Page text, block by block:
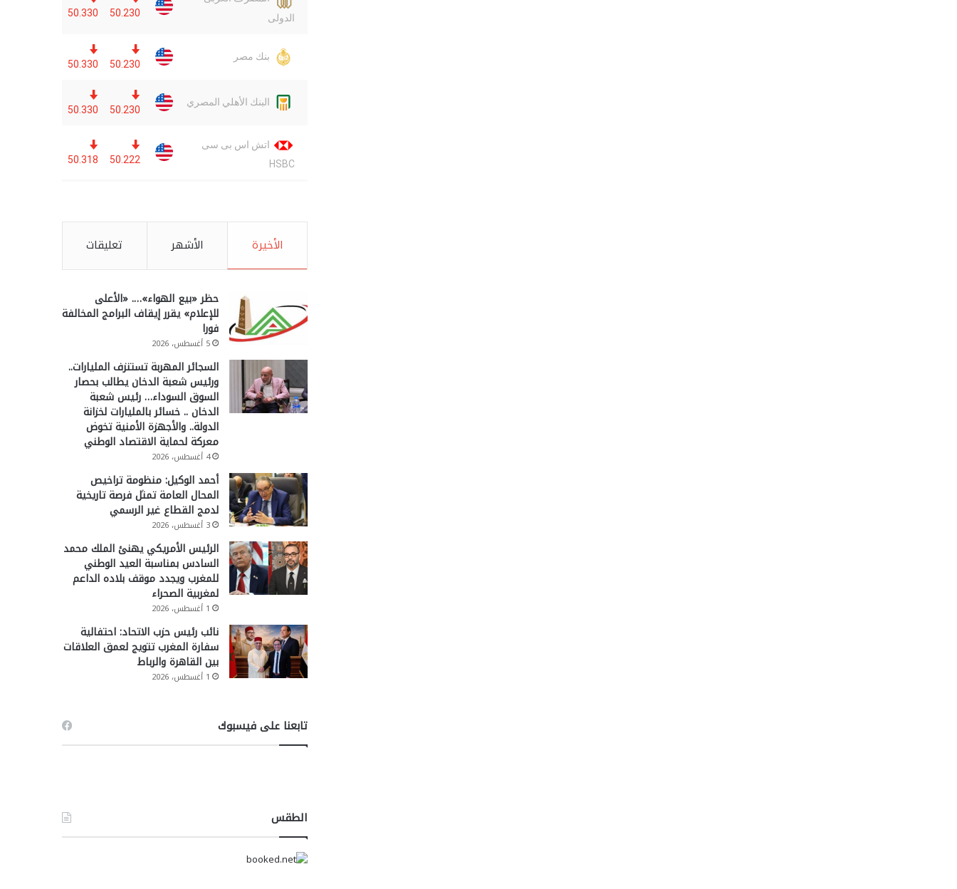
الأخيرة الأشهر تعليقات
حظر «بيع الهواء»…. «الأعلى
للإعلام» يقرر إيقاف البرامج المخالفة
فورا
5 أغسطس، 2026
السجائر المهربة تستنزف المليارات..
ورئيس شعبة الدخان يطالب بحصار
السوق السوداء… رئيس شعبة
الدخان .. خسائر بالمليارات لخزانة
الدولة.. والأجهزة الأمنية تخوض
معركة لحماية الاقتصاد الوطني
4 أغسطس، 2026
أحمد الوكيل: منظومة تراخيص
المحال العامة تمثل فرصة تاريخية
لدمج القطاع غير الرسمي
3 أغسطس، 2026
الرئيس الأمريكي يهنئ الملك محمد
السادس بمناسبة العيد الوطني
للمغرب ويجدد موقف بلاده الداعم
لمغربية الصحراء
1 أغسطس، 2026
نائب رئيس حزب الاتحاد: احتفالية
سفارة المغرب تتويج لعمق العلاقات
بين القاهرة والرباط
1 أغسطس، 2026
تابعنا على فيسبوك
الطقس